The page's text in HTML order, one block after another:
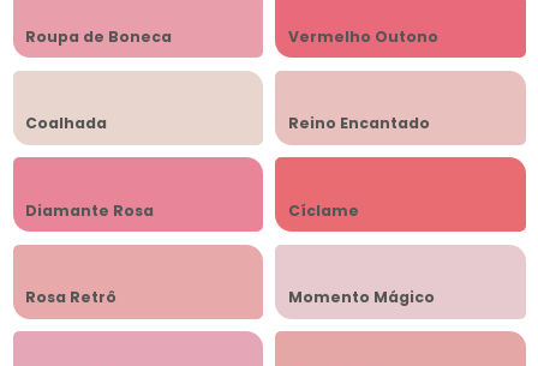
Roupa de Boneca Vermelho Outono
Coalhada Reino Encantado
Diamante Rosa Cíclame
Rosa Retrô Momento Mágico